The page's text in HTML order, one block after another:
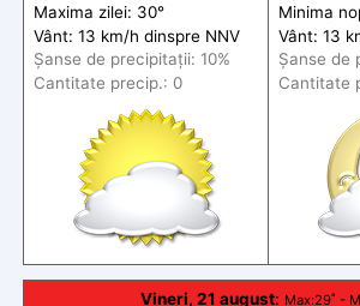
Maxima zilei: 30°
Vânt: 13 km/h dinspre NNV
Șanse de precipitații: 10%
Cantitate precip.: 0
Minima
Vânt: 13
Șanse de
Cantitate
Vineri, 21 august: Max:29˚ -